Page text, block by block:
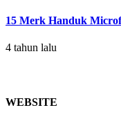
15 Merk Handuk
4 tahun lalu
WEBSITE